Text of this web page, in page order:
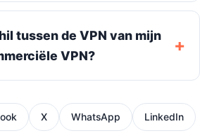
tussen de VPN van mijn
VPN?
X WhatsApp LinkedIn